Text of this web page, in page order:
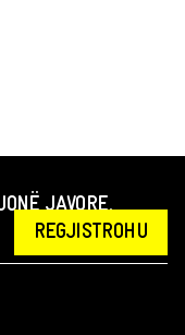
JAVORE.
REGJISTROHU